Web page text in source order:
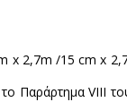
x 2,7m /15 cm x
Παράρτημα VIII